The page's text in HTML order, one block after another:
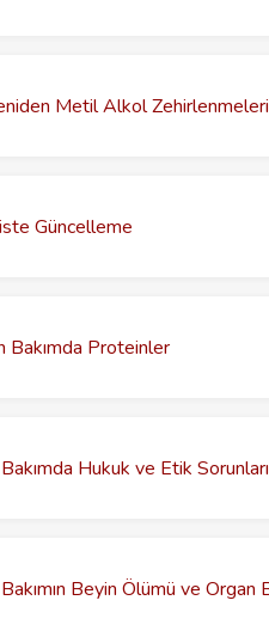
Metil Alkol Zehirlenmeleri
Güncelleme
Bakımda Proteinler
Hukuk ve Etik Sorunları